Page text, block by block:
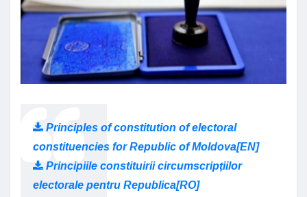
Principles of constitution of electoral
constituencies for Republic of Moldova[EN]
Principiile constituirii circumscripțiilor
electorale pentru Republica[RO]